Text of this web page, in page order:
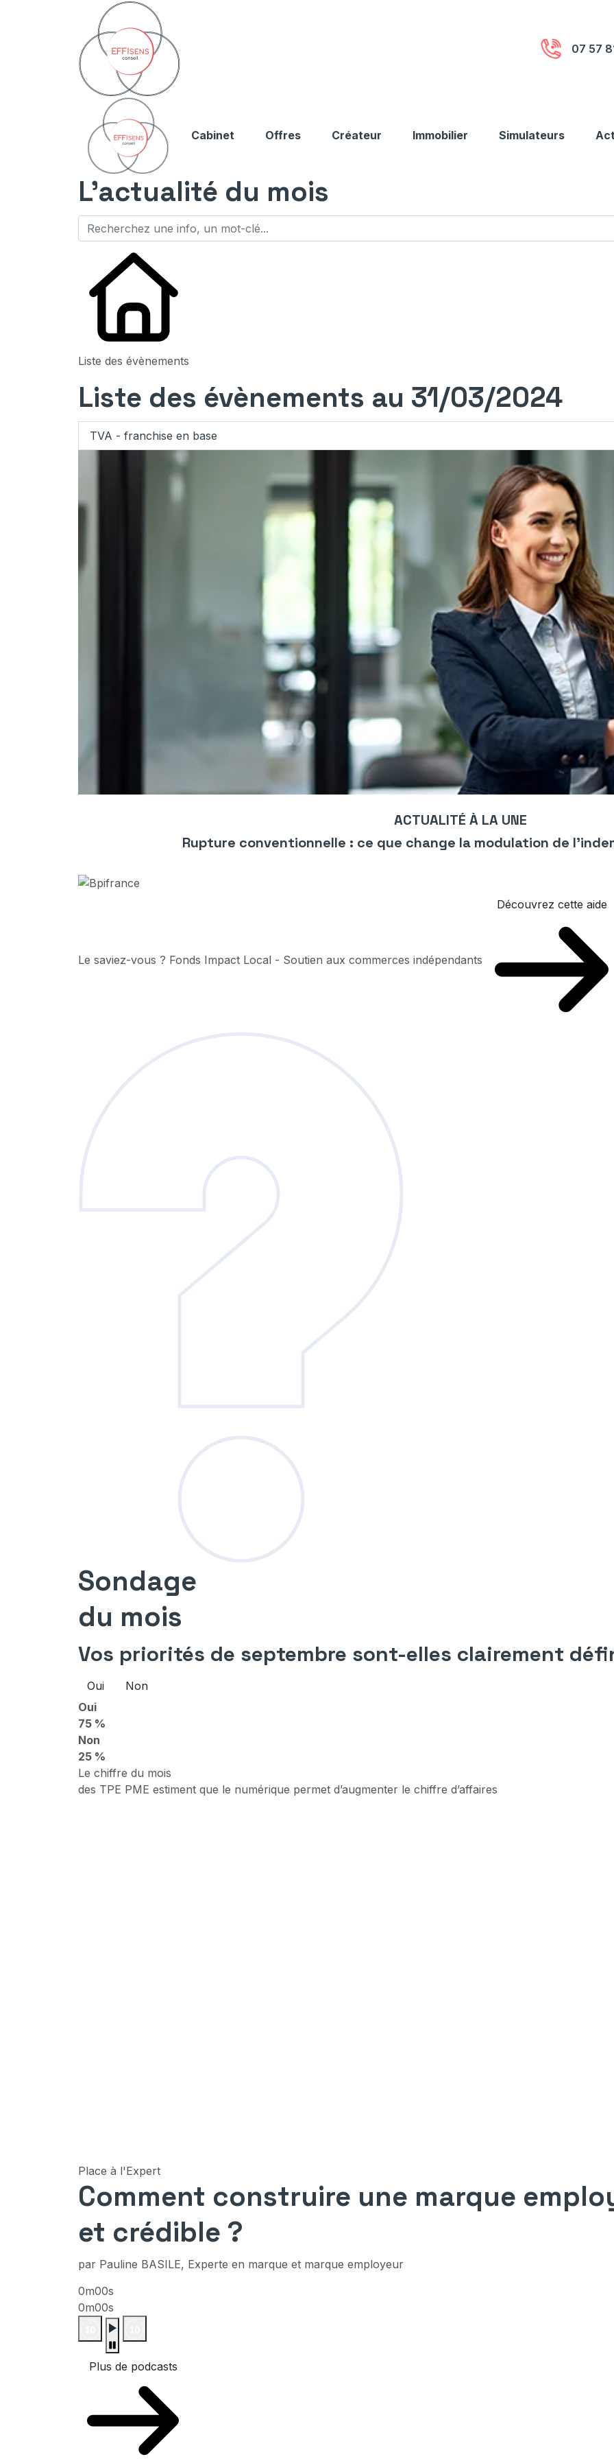
07 57
Cabinet Offres Créateur Immobilier Simulateurs
L'actualité du mois
Liste des évènements
Liste des évènements au 31/03/2024
TVA - franchise en base
ACTUALITÉ À LA UNE
Rupture conventionnelle : ce que change la modulation de
Le saviez-vous ? Fonds Impact Local - Soutien aux commerces indépendants
Découvrez cette aide
Sondage
du mois
Vos priorités de septembre sont-elles clairement
Oui
Non
Oui
75 %
Non
25 %
Le chiffre du mois
des TPE PME estiment que le numérique permet d’augmenter le chiffre d’affaires
Place à l'Expert
Comment construire une marque
et crédible ?
par Pauline BASILE, Experte en marque et marque employeur
0m00s
0m00s
Plus de podcasts